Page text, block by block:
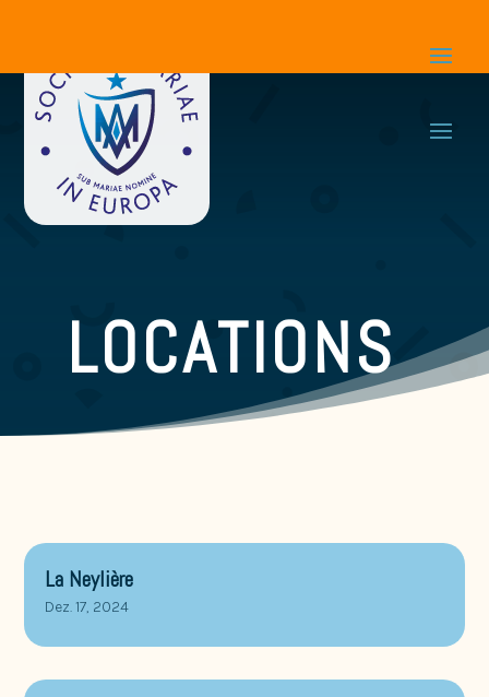
LOCATIONS
La Neylière
Dez. 17, 2024